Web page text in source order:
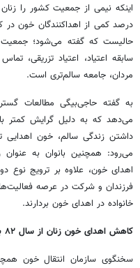
اینکه نیمی از جمعیت کشور را
درصد کمی از اهداکنندگان خون
حالیست که گفته می‌شود؛ جمعیت
سابقه اعتیاد، اعتیاد تزریقی،
مردان، جامعه سالم‌تری است.
به گفته حاجی‌بیگی مطالعات
می‌دهد که به دلیل گرایش کمتر
داشتن زندگی سالم، خون اهدایی
می‌رود: همچنین بانوان به
اهدای خون، علاوه بر ترویج نوع
فرزندان و شرکت در عرصه
خانواده در اهدای خون بردارند.
کاهش اهدای خون زنان از سال ۸۲ به بعد
سخنگوی سازمان انتقال خون